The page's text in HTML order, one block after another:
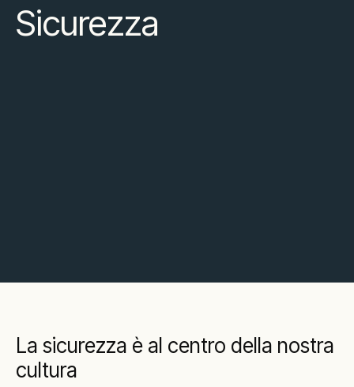
Sicurezza
La sicurezza è al centro della nostra
cultura